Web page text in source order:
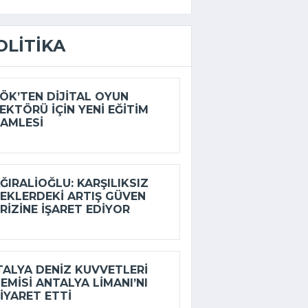
DIJITAL OYUN
IÇIN YENI EĞITIM
KARŞILIKSIZ
ARTIŞ GÜVEN
IŞARET EDIYOR
DENIZ KUVVETLERI
ANTALYA LIMANI’NI
ETTI